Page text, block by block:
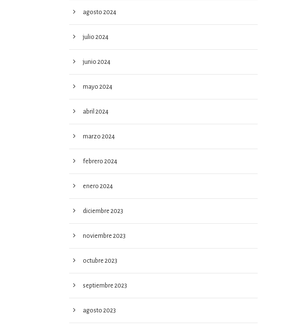
agosto 2024
julio 2024
junio 2024
mayo 2024
abril 2024
marzo 2024
febrero 2024
enero 2024
diciembre 2023
noviembre 2023
octubre 2023
septiembre 2023
agosto 2023